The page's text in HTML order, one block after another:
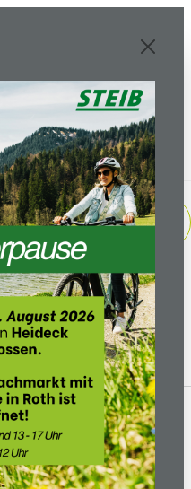
FILTERN